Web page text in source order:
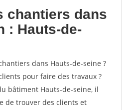
chantiers dans
: Hauts-de-
dans Hauts-de-seine ?
pour faire des travaux ?
bâtiment Hauts-de-seine, il
de trouver des clients et